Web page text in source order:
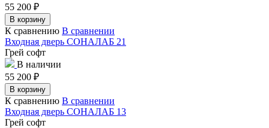
55 200 ₽
В корзину
К сравнению В сравнении
Входная дверь СОНАЛАБ 21
Грей софт
В наличии
55 200 ₽
В корзину
К сравнению В сравнении
Входная дверь СОНАЛАБ 13
Грей софт